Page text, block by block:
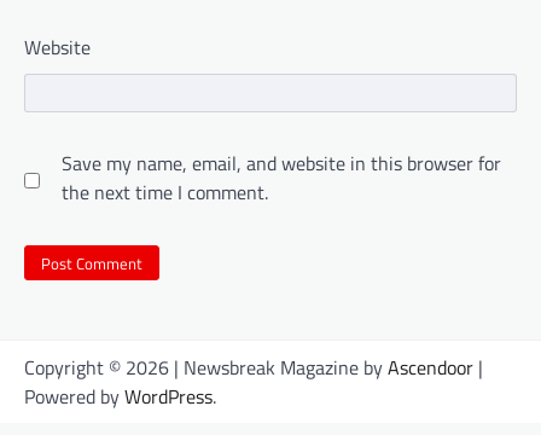
Website
Save my name, email, and website in this browser for
the next time I comment.
Copyright © 2026 | Newsbreak Magazine byAscendoor |
Powered byWordPress.